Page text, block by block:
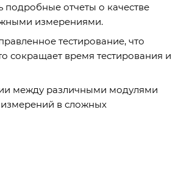
подробные отчеты о качестве
измерениями.
тестирование, что
сокращает время тестирования и
между различными модулями
измерений в сложных